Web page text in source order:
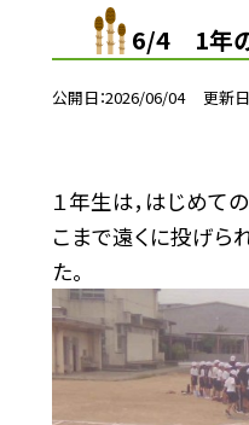
6/4 1年
公開日 2026/06/04 更新日
１年生は，はじめて
こまで遠くに投げら
た。